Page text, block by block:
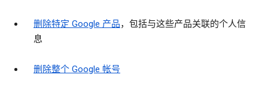
删除特定 Google 产品，包括与这些产品关联的个人信
息
删除整个 Google 帐号